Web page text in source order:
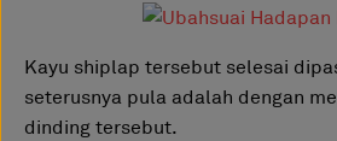
Kayu shiplap tersebut selesai
seterusnya pula adalah dengan
dinding tersebut.